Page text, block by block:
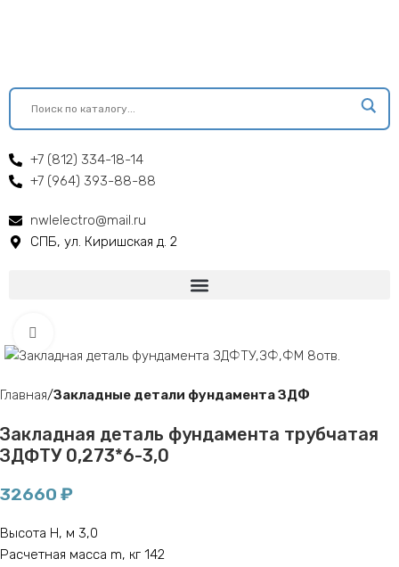
+7 (812) 334-18-14
+7 (964) 393-88-88
nwlelectro@mail.ru
СПБ, ул. Киришская д. 2
Главная Закладные детали фундамента ЗДФ
Закладная деталь фундамента трубчатая
ЗДФТУ 0,273*6-3,0
32660 ₽
Высота H, м 3,0
Расчетная масса m, кг 142